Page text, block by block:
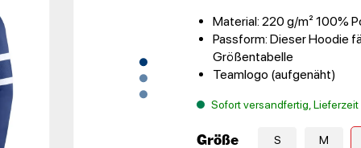
Material: 220 g/m² 100%
Passform: Dieser Hoodie
Größentabelle
Teamlogo (aufgenäht)
Sofort versandfertig,
Größe S M